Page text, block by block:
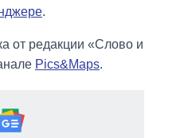
.
от редакции «Слово и
Pics&Maps.